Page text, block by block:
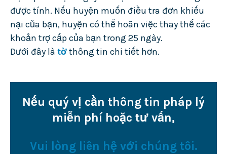
được tính. Nếu huyện muốn điều tra đơn khiếu
nại của bạn, huyện có thể hoãn việc thay thế các
khoản trợ cấp của bạn trong 25 ngày.
Dưới đây là tờthông tin chi tiết hơn.
Nếu quý vị cần thông tin pháp lý
miễn phí hoặc tư vấn,
Vui lòng liên hệ với chúng tôi.